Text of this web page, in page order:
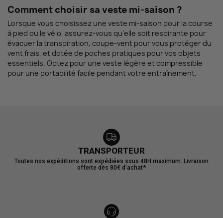
Comment choisir sa veste mi-saison ?
Lorsque vous choisissez une veste mi-saison pour la course
à pied ou le vélo, assurez-vous qu'elle soit respirante pour
évacuer la transpiration, coupe-vent pour vous protéger du
vent frais, et dotée de poches pratiques pour vos objets
essentiels. Optez pour une veste légère et compressible
pour une portabilité facile pendant votre entraînement.
TRANSPORTEUR
Toutes nos expéditions sont expédiées sous 48H maximum. Livraison
offerte dès 80€ d’achat*